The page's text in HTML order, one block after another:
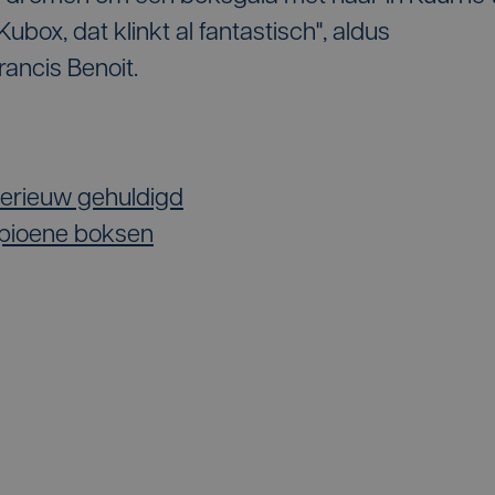
dat klinkt al fantastisch", aldus
Benoit.
gehuldigd
boksen